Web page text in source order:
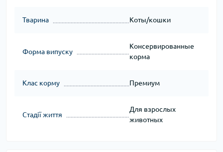
Тварина Коты/кошки
Форма випуску
Консервированные
корма
Клас корму Премиум
Стадії життя
Для взрослых
животных